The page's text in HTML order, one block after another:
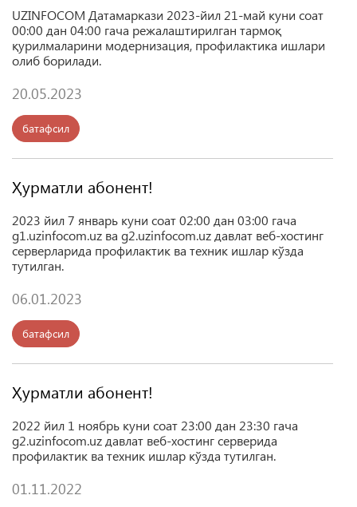
UZINFOCOM Датамаркази 2023-йил 21-май куни соат
00:00 дан 04:00 гача режалаштирилган тармоқ
қурилмаларини модернизация, профилактика ишлари
олиб борилади.
20.05.2023
батафсил
Ҳурматли абонент!
2023 йил 7 январь куни соат 02:00 дан 03:00 гача
g1.uzinfocom.uz ва g2.uzinfocom.uz давлат веб-хостинг
серверларида профилактик ва техник ишлар кўзда
тутилган.
06.01.2023
батафсил
Ҳурматли абонент!
2022 йил 1 ноябрь куни соат 23:00 дан 23:30 гача
g2.uzinfocom.uz давлат веб-хостинг серверида
профилактик ва техник ишлар кўзда тутилган.
01.11.2022